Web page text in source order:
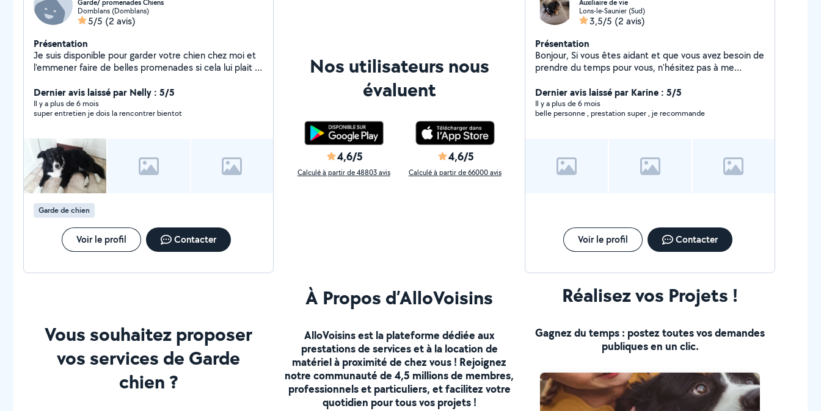
Garde/ promenades Chiens
Domblans (Domblans)
5/5 (2 avis)
Présentation
Je suis disponible pour garder votre chien chez moi et
l'emmener faire de belles promenades si cela lui plait !
Dernier avis laissé par Nelly : 5/5
Il y a plus de 6 mois
super entretien je dois la rencontrer bientot
Garde de chien
Voir le profil Contacter
Nos utilisateurs nous
évaluent
4,6/5
Calculé à partir de 48803 avis
4,6/5
Calculé à partir de 66000 avis
Auxiliaire de vie
Lons-le-Saunier (Sud)
3,5/5 (2 avis)
Présentation
Bonjour, Si vous êtes aidant et que vous avez besoin de
prendre du temps pour vous, n'hésitez pas à me
personnes en situation de handicap ou autres est
variée ( Alzheimer ; Parkinson ; Traumatisé crânien ;
Schizophrène)
Dernier avis laissé par Karine : 5/5
Il y a plus de 6 mois
belle personne , prestation super , je recommande
Voir le profil Contacter
Vous souhaitez proposer
vos services de Garde
chien ?
À Propos d’AlloVoisins
AlloVoisins est la plateforme dédiée aux
prestations de services et à la location de
matériel à proximité de chez vous ! Rejoignez
notre communauté de 4,5 millions de membres,
professionnels et particuliers, et facilitez votre
quotidien pour tous vos projets !
Réalisez vos Projets !
Gagnez du temps : postez toutes vos demandes
publiques en un clic.